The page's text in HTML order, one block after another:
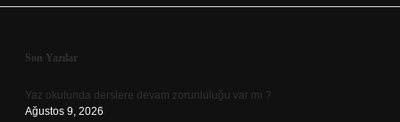
Sidebar
Son Yazılar
Yaz okulunda derslere devam zorunluluğu var mı ?
Ağustos 9, 2026